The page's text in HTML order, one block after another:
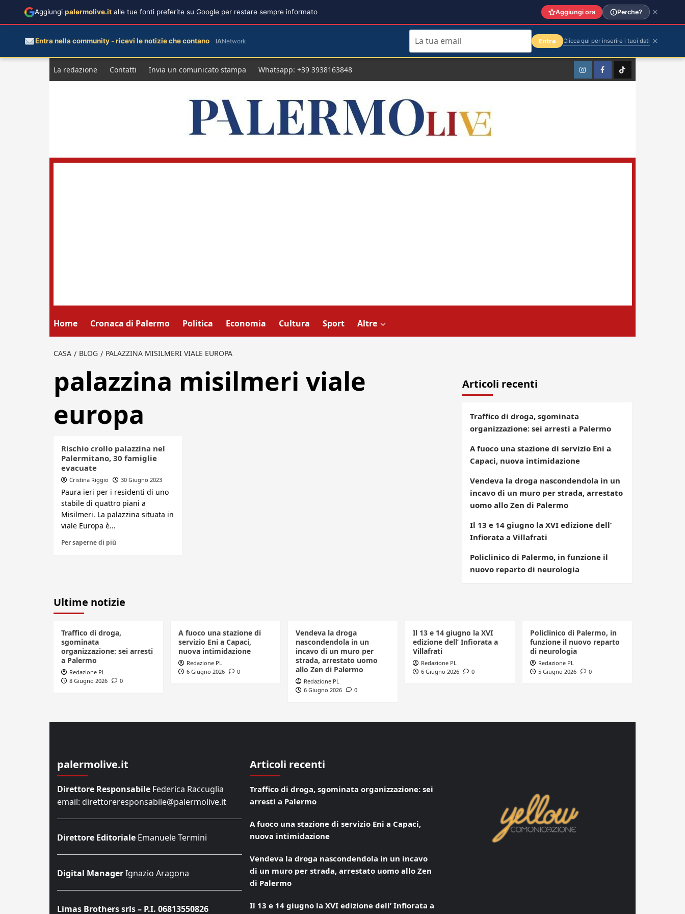
La redazione Contatti Invia un comunicato stampa Whatsapp: +39 3938163848 InstagramFacebookTikTok
Home Cronaca di Palermo Politica Economia Cultura Sport Altre
CASA BLOG PALAZZINA MISILMERI VIALE EUROPA
palazzina misilmeri viale
europa
Rischio crollo palazzina nel
Palermitano, 30 famiglie
evacuate
Cristina Riggio 30 Giugno 2023
Paura ieri per i residenti di uno
stabile di quattro piani a
Misilmeri. La palazzina situata in
viale Europa è...
Per saperne di più
Articoli recenti
Traffico di droga, sgominata
organizzazione: sei arresti a Palermo
A fuoco una stazione di servizio Eni a
Capaci, nuova intimidazione
Vendeva la droga nascondendola in un
incavo di un muro per strada, arrestato
uomo allo Zen di Palermo
Il 13 e 14 giugno la XVI edizione dell’
Infiorata a Villafrati
Policlinico di Palermo, in funzione il
nuovo reparto di neurologia
Ultime notizie
Traffico di droga,
sgominata
organizzazione: sei arresti
a Palermo
Redazione PL
8 Giugno 2026
0
A fuoco una stazione di
servizio Eni a Capaci,
nuova intimidazione
Redazione PL
6 Giugno 2026
0
Vendeva la droga
nascondendola in un
incavo di un muro per
strada, arrestato uomo
allo Zen di Palermo
Redazione PL
6 Giugno 2026
0
Il 13 e 14 giugno la XVI
edizione dell’ Infiorata a
Villafrati
Redazione PL
6 Giugno 2026
0
Policlinico di Palermo, in
funzione il nuovo reparto
di neurologia
Redazione PL
5 Giugno 2026
0
palermolive.it
Direttore Responsabile Federica Raccuglia
email: direttoreresponsabile@palermolive.it
Direttore Editoriale Emanuele Termini
Digital ManagerIgnazio Aragona
Limas Brothers srls – P.I. 06813550826
Articoli recenti
Traffico di droga, sgominata organizzazione: sei
arresti a Palermo
A fuoco una stazione di servizio Eni a Capaci,
nuova intimidazione
Vendeva la droga nascondendola in un incavo
di un muro per strada, arrestato uomo allo Zen
di Palermo
Il 13 e 14 giugno la XVI edizione dell’ Infiorata a
Aggiungi palermolive.it alle tue fonti preferite su Google per restare sempre informato Aggiungi ora Perche?
Entra nella community - ricevi le notizie che contano IANetwork Entra Clicca qui per inserire i tuoi dati